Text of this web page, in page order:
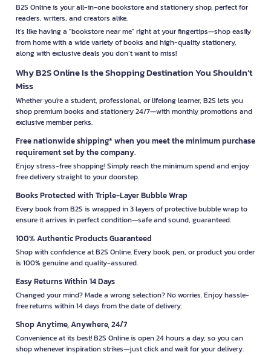
B2S Online is your all-in-one bookstore and stationery shop, perfect for
readers, writers, and creators alike.
It’s like having a "bookstore near me" right at your fingertips—shop easily
from home with a wide variety of books and high-quality stationery,
along with exclusive deals you don’t want to miss!
Why B2S Online Is the Shopping Destination You Shouldn’t
Miss
Whether you're a student, professional, or lifelong learner, B2S lets you
shop premium books and stationery 24/7—with monthly promotions and
exclusive member perks.
Free nationwide shipping* when you meet the minimum purchase
requirement set by the company.
Enjoy stress-free shopping! Simply reach the minimum spend and enjoy
free delivery straight to your doorstep.
Books Protected with Triple-Layer Bubble Wrap
Every book from B2S is wrapped in 3 layers of protective bubble wrap to
ensure it arrives in perfect condition—safe and sound, guaranteed.
100% Authentic Products Guaranteed
Shop with confidence at B2S Online. Every book, pen, or product you order
is 100% genuine and quality-assured.
Easy Returns Within 14 Days
Changed your mind? Made a wrong selection? No worries. Enjoy hassle-
free returns within 14 days from the date of delivery.
Shop Anytime, Anywhere, 24/7
Convenience at its best! B2S Online is open 24 hours a day, so you can
shop whenever inspiration strikes—just click and wait for your delivery.